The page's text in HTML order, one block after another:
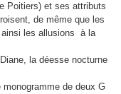
Poitiers) et ses attributs
de même que les
ainsi les allusions à la
la déesse nocturne
de deux G